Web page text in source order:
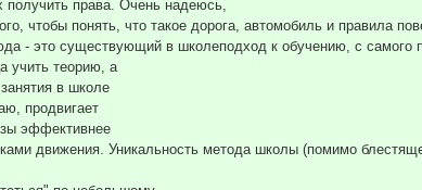
права. Очень надеюсь,
чтобы понять, что такое дорога, автомобиль и правила
- это существующий в школеподход к обучению, с самого
учить теорию, а
в школе
продвигает
эффективнее
движения. Уникальность метода школы (помимо